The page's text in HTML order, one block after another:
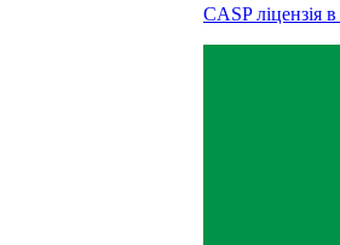
CASP ліцензія в